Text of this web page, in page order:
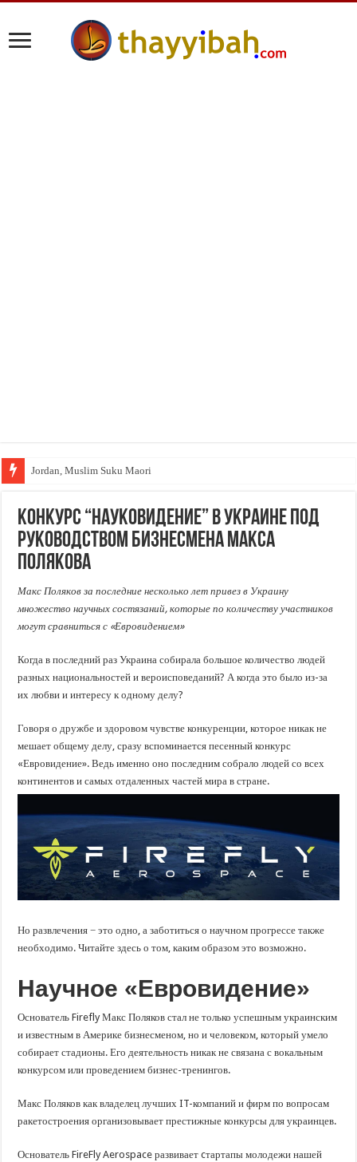
Jordan, Muslim Suku Maori
Wakaf Emas Muktamar
Конкурс “Науковидение” в Украине под
руководством бизнесмена Макса
Полякова
Макс Поляков за последние несколько лет привез в Украину
множество научных состязаний, которые по количеству участников
могут сравниться с «Евровидением»
Когда в последний раз Украина собирала большое количество людей
разных национальностей и вероисповеданий? А когда это было из-за
их любви и интересу к одному делу?
Говоря о дружбе и здоровом чувстве конкуренции, которое никак не
мешает общему делу, сразу вспоминается песенный конкурс
«Евровидение». Ведь именно оно последним собрало людей со всех
континентов и самых отдаленных частей мира в стране.
Но развлечения− это одно, а заботиться о научном прогрессе также
необходимо. Читайтездесь о том, каким образом это возможно.
Научное «Евровидение»
Основатель Firefly Макс Поляков стал не только успешным украинским
и известным в Америке бизнесменом, но и человеком, который умело
собирает стадионы. Его деятельность никак не связана с вокальным
конкурсом или проведением бизнес-тренингов.
Макс Поляков как владелец лучших IT-компаний и фирм по вопросам
ракетостроения организовывает престижные конкурсы для украинцев.
Основатель FireFly Aerospace развивает cтартапы молодежи нашей